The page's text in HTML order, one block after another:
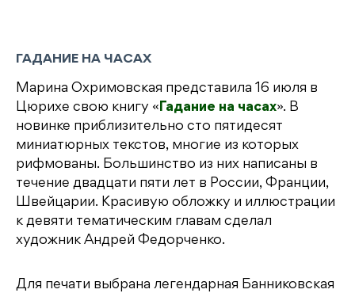
ГАДАНИЕ НА ЧАСАХ
Марина Охримовская представила 16 июля в
Цюрихе свою книгу «Гадание на часах». В
новинке приблизительно сто пятидесят
миниатюрных текстов, многие из которых
рифмованы. Большинство из них написаны в
течение двадцати пяти лет в России, Франции,
Швейцарии. Красивую обложку и иллюстрации
к девяти тематическим главам сделал
художник Андрей Федорченко.
Для печати выбрана легендарная Банниковская